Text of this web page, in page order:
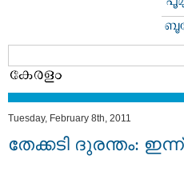
Tuesday, February 8th, 2011
തേക്കടി ദുരന്തം: